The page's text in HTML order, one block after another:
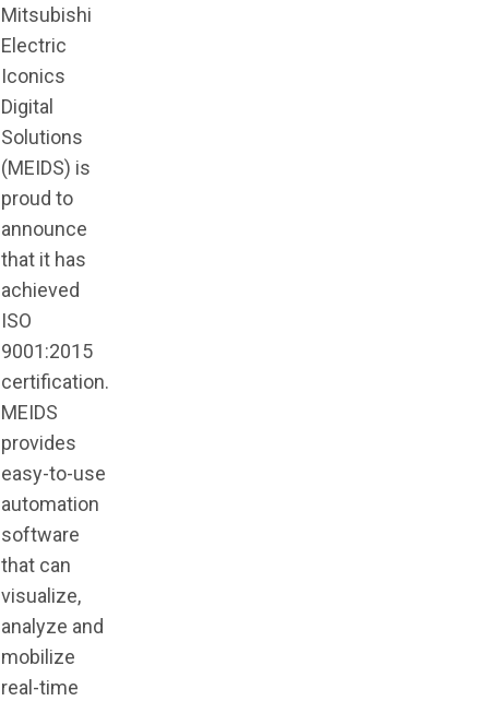
Mitsubishi
Electric
Iconics
Digital
Solutions
(MEIDS) is
proud to
announce
that it has
achieved
ISO
9001:2015
certification.
MEIDS
provides
easy-to-use
automation
software
that can
visualize,
analyze and
mobilize
real-time